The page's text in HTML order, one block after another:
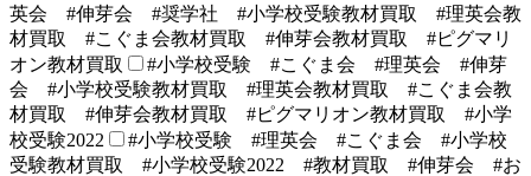
英会 #伸芽会 #奨学社 #小学校受験教材買取 #理英会教
材買取 #こぐま会教材買取 #伸芽会教材買取 #ピグマリ
オン教材買取
#小学校受験 #こぐま会 #理英会 #伸芽
会 #小学校受験教材買取 #理英会教材買取 #こぐま会教
材買取 #伸芽会教材買取 #ピグマリオン教材買取 #小学
校受験2022
#小学校受験 #理英会 #こぐま会 #小学校
受験教材買取 #小学校受験2022 #教材買取 #伸芽会 #お